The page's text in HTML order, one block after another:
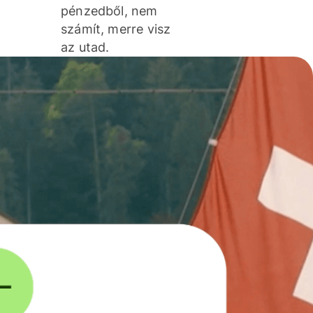
pénzedből, nem
számít, merre visz
az utad.